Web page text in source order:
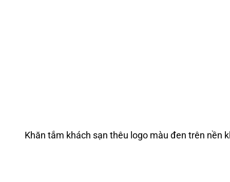
Khăn tắm khách sạn thêu logo màu đen trên nền